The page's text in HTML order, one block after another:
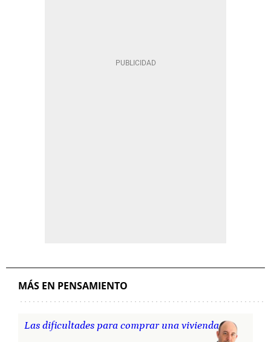
MÁS EN PENSAMIENTO
Las dificultades para comprar una vivienda